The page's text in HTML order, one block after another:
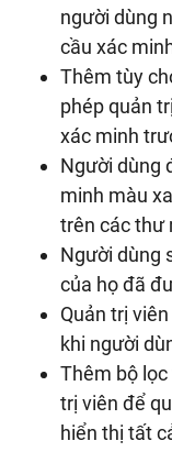
người dùng
cầu xác
Thêm tùy
phép quản
xác minh
Người dùng
minh màu
trên các thư
Người dùng
của họ đã
Quản trị
khi người
Thêm bộ
trị viên để
hiển thị tất